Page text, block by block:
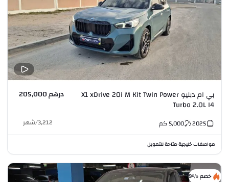
بي ام دبليو X1 xDrive 20i M Kit Twin Power
Turbo 2.0L I4
درهم 205,000
2025
5,000كم 3,212
/شهر
مواصفات خليجية•متاحة للتمويل
خصم %9